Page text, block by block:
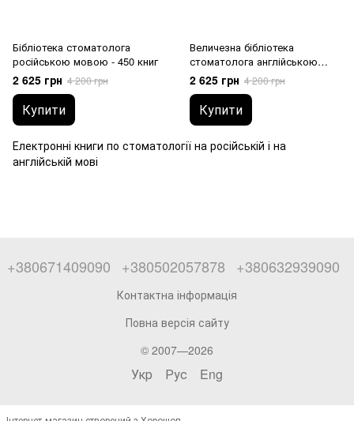
Бібліотека стоматолога
російською мовою - 450 книг
2 625 грн 4 200 грн
Купити
Величезна бібліотека
стоматолога англійською
мовою - понад 1500 книг
2 625 грн 4 200 грн
Купити
Електронні книги по стоматології на російській і на
англійській мові
+380671409090 +380502057878 +380632939090
Контактна інформація
Повна версія сайту
© 2007—2026
Укр Рус Eng